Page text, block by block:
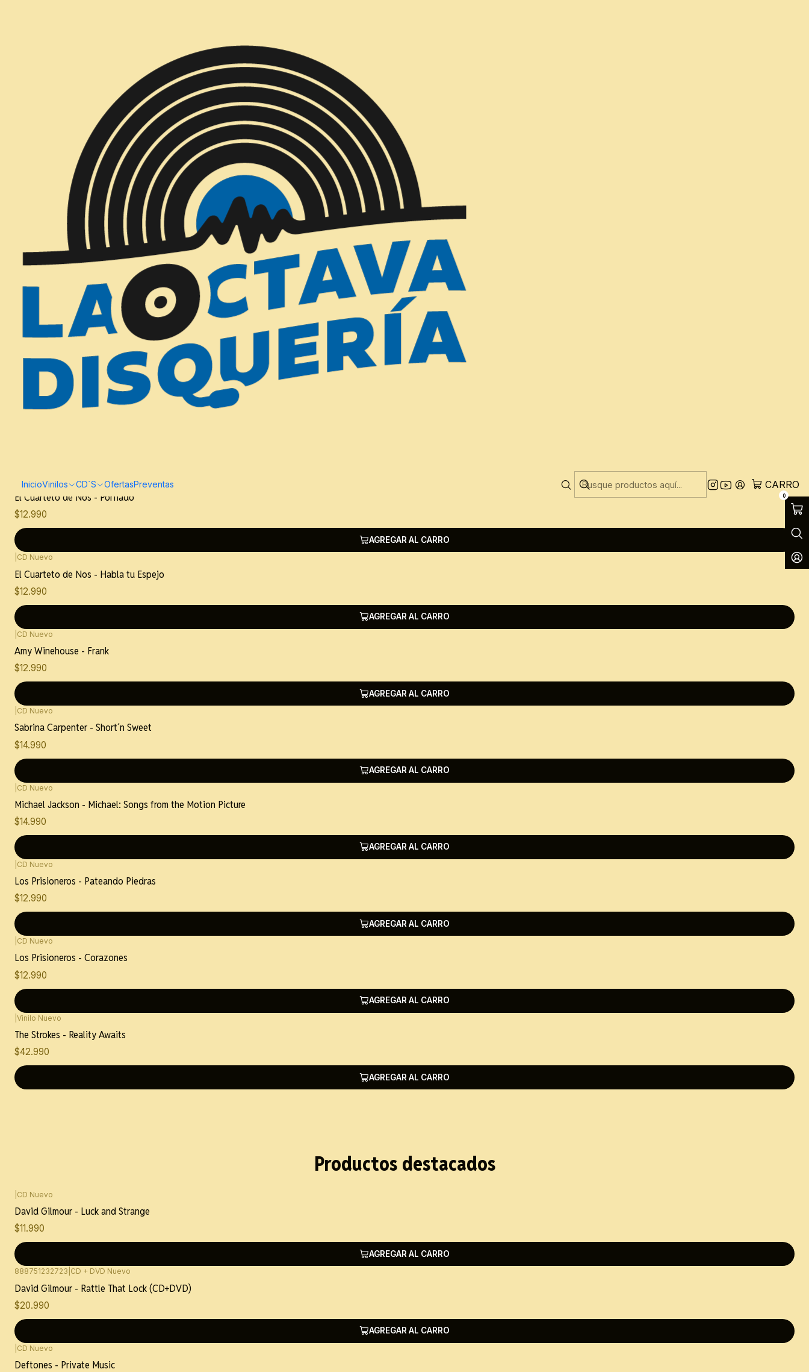
InicioVinilos CD´S OfertasPreventas CARRO
0
Nuevo
CD Nuevo
El Cuarteto de Nos - Porfiado
$12.990
AGREGAR AL CARRO
Nuevo
CD Nuevo
El Cuarteto de Nos - Habla tu Espejo
$12.990
AGREGAR AL CARRO
Nuevo
CD Nuevo
Amy Winehouse - Frank
$12.990
AGREGAR AL CARRO
Nuevo
CD Nuevo
Sabrina Carpenter - Short´n Sweet
$14.990
AGREGAR AL CARRO
Nuevo
CD Nuevo
Michael Jackson - Michael: Songs from the Motion Picture
$14.990
AGREGAR AL CARRO
Nuevo
CD Nuevo
Los Prisioneros - Pateando Piedras
$12.990
AGREGAR AL CARRO
Nuevo
CD Nuevo
Los Prisioneros - Corazones
$12.990
AGREGAR AL CARRO
Nuevo
Vinilo Nuevo
The Strokes - Reality Awaits
$42.990
AGREGAR AL CARRO
Productos destacados
CD Nuevo
David Gilmour - Luck and Strange
$11.990
AGREGAR AL CARRO
888751232723 CD + DVD Nuevo
David Gilmour - Rattle That Lock (CD+DVD)
$20.990
AGREGAR AL CARRO
CD Nuevo
Deftones - Private Music